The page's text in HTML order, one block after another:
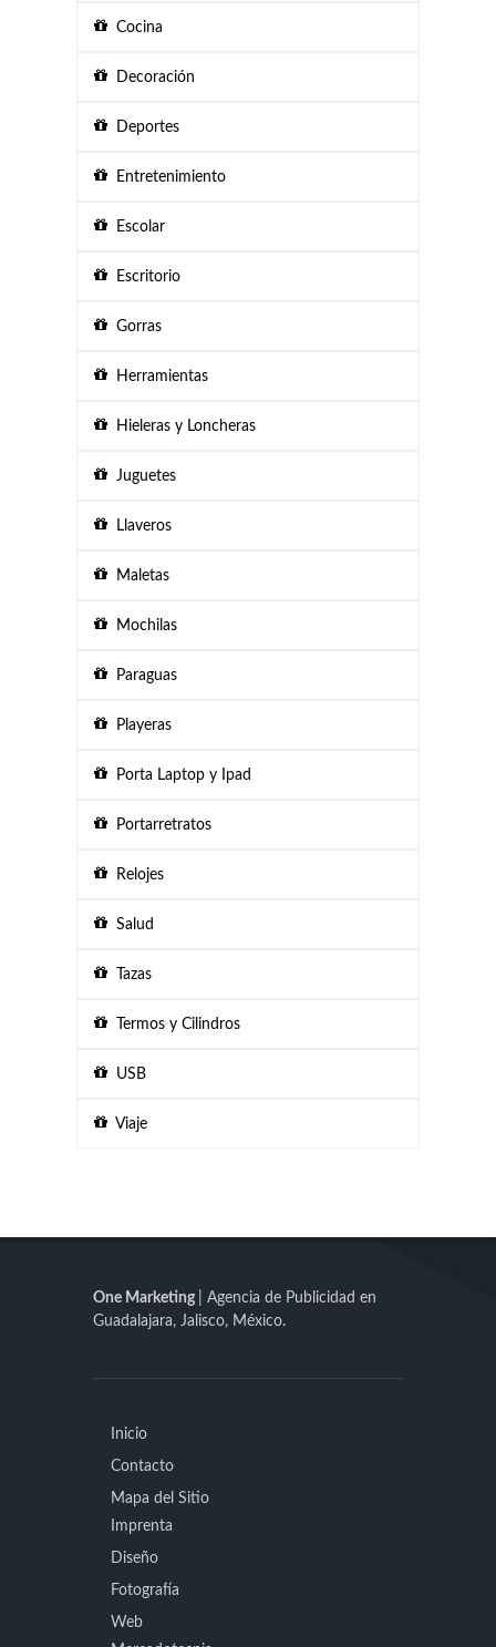
Cocina
Decoración
Deportes
Entretenimiento
Escolar
Escritorio
Gorras
Herramientas
Hieleras y Loncheras
Juguetes
Llaveros
Maletas
Mochilas
Paraguas
Playeras
Porta Laptop y Ipad
Portarretratos
Relojes
Salud
Tazas
Termos y Cilindros
USB
Viaje
One Marketing
| Agencia de Publicidad en
Guadalajara, Jalisco, México.
Inicio
Contacto
Mapa del Sitio
Imprenta
Diseño
Fotografía
Web